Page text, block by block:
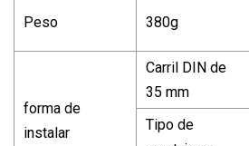
Peso 380g
forma de
instalar
Carril DIN de
35 mm
Tipo de